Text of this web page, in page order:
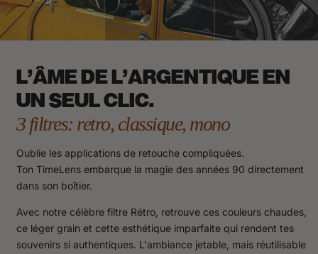
L'ÂME DE L'ARGENTIQUE EN
UN SEUL CLIC.
3 filtres: retro, classique, mono
Oublie les applications de retouche compliquées.
Ton TimeLens embarque la magie des années 90 directement
dans son boîtier.
Avec notre célèbre filtre Rétro, retrouve ces couleurs chaudes,
ce léger grain et cette esthétique imparfaite qui rendent tes
souvenirs si authentiques. L'ambiance jetable, mais réutilisable